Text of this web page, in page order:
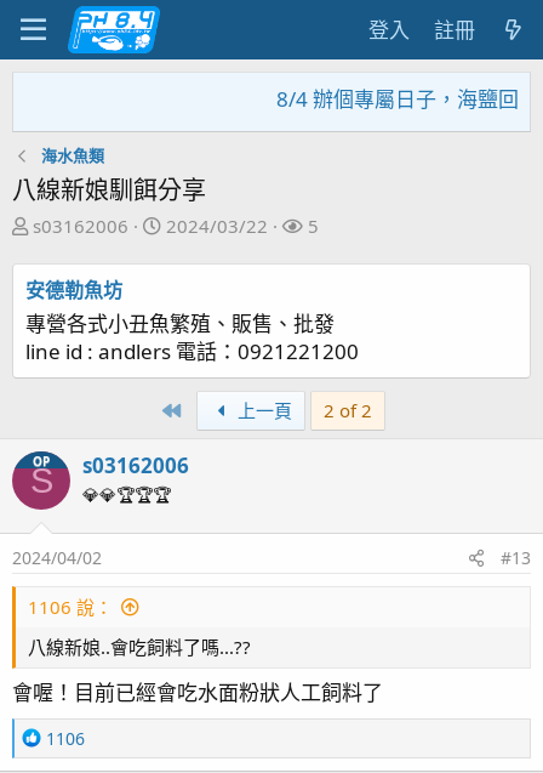
登入 註冊
8/4 辦個專屬日子，海鹽回
海水魚類
八線新娘馴餌分享
主
發
起
人
s03162006
開
2024/03/22
關
5
安德勒魚坊
專營各式小丑魚繁殖、販售、批發
line id : andlers 電話：0921221200
First 上一頁 2 of 2
OP
S s03162006
💎💎🏆🏆🏆
2024/04/02 #13
1106 說：
八線新娘..會吃飼料了嗎...??
會喔！目前已經會吃水面粉狀人工飼料了
R
e
1106